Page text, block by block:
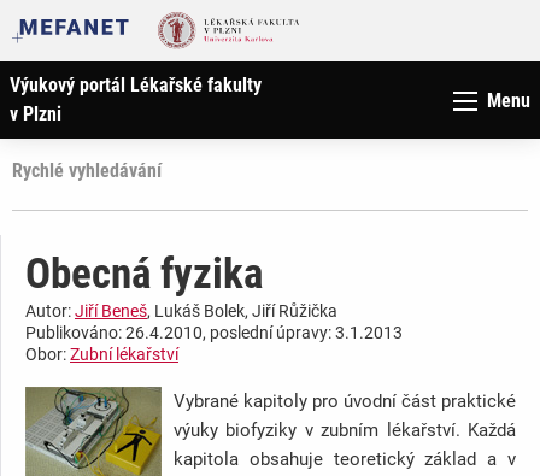
Výukový portál Lékařské fakulty
v Plzni
Menu
Rychlé vyhledávání
Obecná fyzika
Autor:Jiří Beneš, Lukáš Bolek, Jiří Růžička
Publikováno: 26.4.2010, poslední úpravy: 3.1.2013
Obor:Zubní lékařství
Vybrané kapitoly pro úvodní část praktické
výuky biofyziky v zubním lékařství. Každá
kapitola obsahuje teoretický základ a v